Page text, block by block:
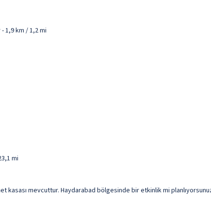
1,9 km / 1,2 mi
mi
kasası mevcuttur. Haydarabad bölgesinde bir etkinlik mi